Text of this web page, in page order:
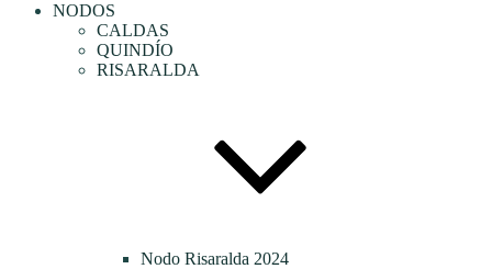
NODOS
CALDAS
QUINDÍO
RISARALDA
Nodo Risaralda 2024